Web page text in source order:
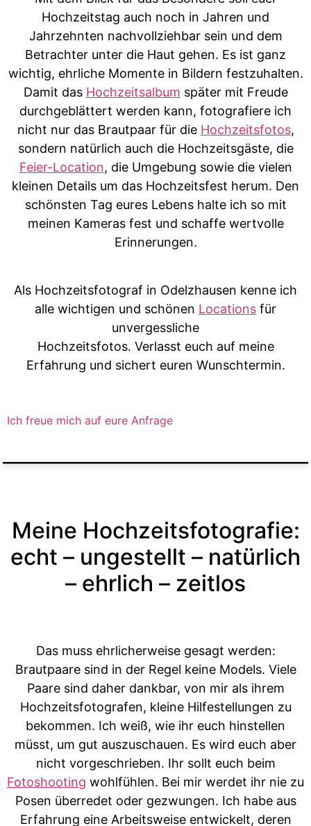
Hochzeitstag auch noch in Jahren und
Jahrzehnten nachvollziehbar sein und dem
Betrachter unter die Haut gehen. Es ist ganz
wichtig, ehrliche Momente in Bildern festzuhalten.
Damit das Hochzeitsalbum später mit Freude
durchgeblättert werden kann, fotografiere ich
nicht nur das Brautpaar für die Hochzeitsfotos,
sondern natürlich auch die Hochzeitsgäste, die
Feier-Location, die Umgebung sowie die vielen
kleinen Details um das Hochzeitsfest herum. Den
schönsten Tag eures Lebens halte ich so mit
meinen Kameras fest und schaffe wertvolle
Erinnerungen.
Als Hochzeitsfotograf in Odelzhausen kenne ich
alle wichtigen und schönen Locations für
unvergessliche
Hochzeitsfotos. Verlasst euch auf meine
Erfahrung und sichert euren Wunschtermin.
Ich freue mich auf eure Anfrage
Meine Hochzeitsfotografie:
echt – ungestellt – natürlich
– ehrlich – zeitlos
Das muss ehrlicherweise gesagt werden:
Brautpaare sind in der Regel keine Models. Viele
Paare sind daher dankbar, von mir als ihrem
Hochzeitsfotografen, kleine Hilfestellungen zu
bekommen. Ich weiß, wie ihr euch hinstellen
müsst, um gut auszuschauen. Es wird euch aber
nicht vorgeschrieben. Ihr sollt euch beim
Fotoshooting wohlfühlen. Bei mir werdet ihr nie zu
Posen überredet oder gezwungen. Ich habe aus
Erfahrung eine Arbeitsweise entwickelt, deren